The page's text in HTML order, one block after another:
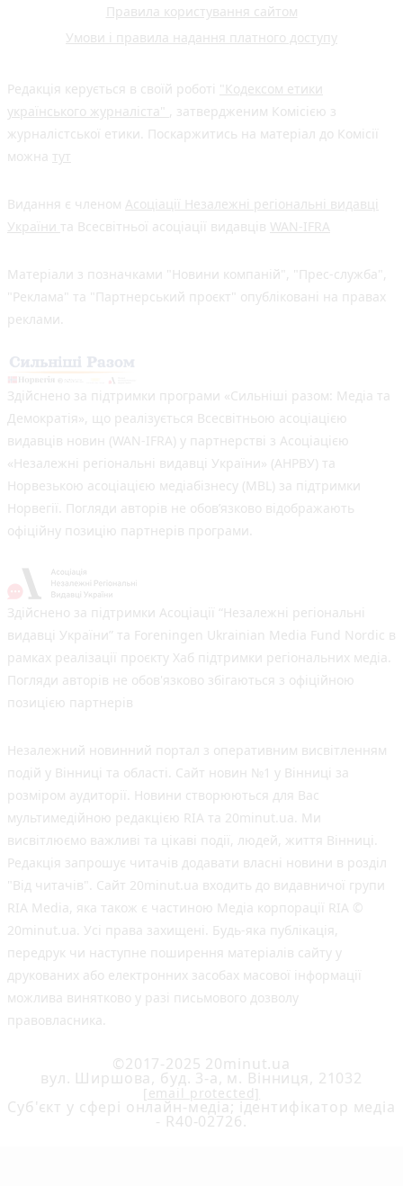
Правила користування сайтом
Умови і правила надання платного доступу
Редакція керується в своїй роботі "Кодексом етики
українського журналіста"
, затвердженим Комісією з
журналістської етики. Поскаржитись на матеріал до Комісії
можна тут
Видання є членом Асоціації Незалежні регіональні видавці
України та Всесвітньої асоціації видавців WAN-IFRA
Матеріали з позначками "Новини компаній", "Прес-служба",
"Реклама" та "Партнерський проєкт" опубліковані на правах
реклами.
Здійснено за підтримки програми «Сильніші разом: Медіа та
Демократія», що реалізується Всесвітньою асоціацією
видавців новин (WAN-IFRA) у партнерстві з Асоціацією
«Незалежні регіональні видавці України» (АНРВУ) та
Норвезькою асоціацією медіабізнесу (MBL) за підтримки
Норвегії. Погляди авторів не обов’язково відображають
офіційну позицію партнерів програми.
Здійснено за підтримки Асоціації “Незалежні регіональні
видавці України” та Foreningen Ukrainian Media Fund Nordic в
рамках реалізації проєкту Хаб підтримки регіональних медіа.
Погляди авторів не обов'язково збігаються з офіційною
позицією партнерів
Незалежний новинний портал з оперативним висвітленням
подій у Вінниці та області. Сайт новин №1 у Вінниці за
розміром аудиторії. Новини створюються для Вас
мультимедійною редакцією RIA та 20minut.ua. Ми
висвітлюємо важливі та цікаві події, людей, життя Вінниці.
Редакція запрошує читачів додавати власні новини в розділ
"Від читачів". Сайт 20minut.ua входить до видавничої групи
RIA Media, яка також є частиною Медіа корпорації RIA ©
20minut.ua. Усі права захищені. Будь-яка публiкацiя,
передрук чи наступне поширення матеріалів сайту у
друкованих або електронних засобах масової інформації
можлива винятково у разі письмового дозволу
правовласника.
©2017-2025 20minut.ua
вул. Ширшова, буд. 3-а, м. Вінниця, 21032
[email protected]
Cуб'єкт у сфері онлайн-медіа; ідентифікатор медіа
- R40-02726.